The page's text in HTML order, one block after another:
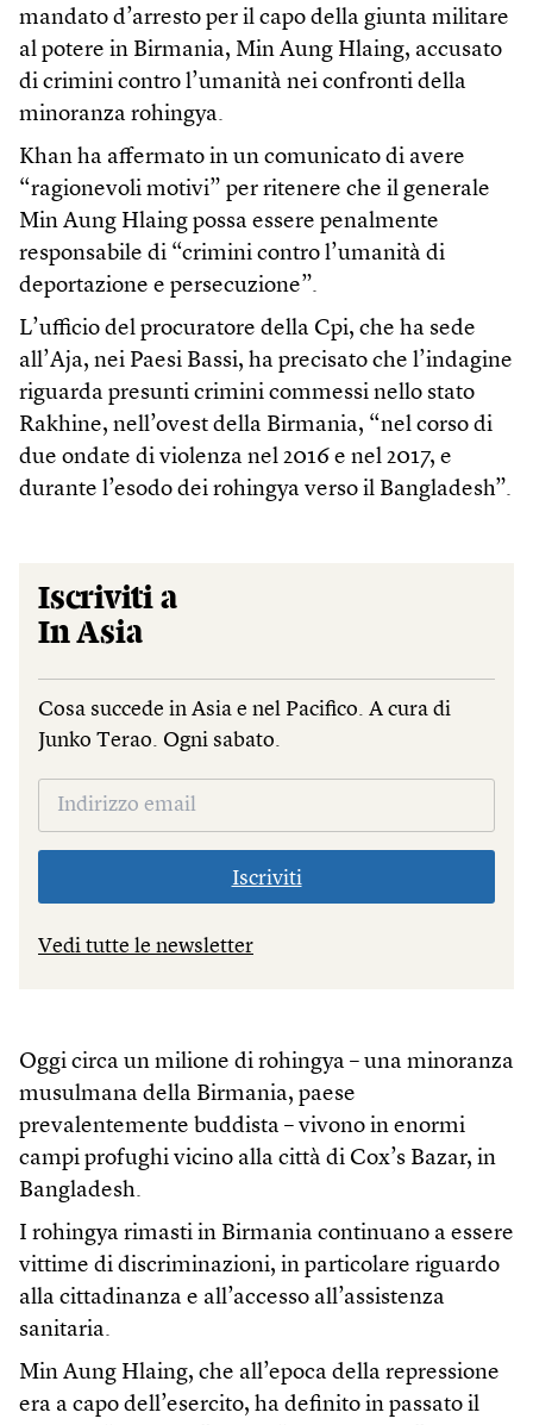
mandato d’arresto per il capo della giunta militare
al potere in Birmania, Min Aung Hlaing, accusato
di crimini contro l’umanità nei confronti della
minoranza rohingya.
Khan ha affermato in un comunicato di avere
“ragionevoli motivi” per ritenere che il generale
Min Aung Hlaing possa essere penalmente
responsabile di “crimini contro l’umanità di
deportazione e persecuzione”.
L’ufficio del procuratore della Cpi, che ha sede
all’Aja, nei Paesi Bassi, ha precisato che l’indagine
riguarda presunti crimini commessi nello stato
Rakhine, nell’ovest della Birmania, “nel corso di
due ondate di violenza nel 2016 e nel 2017, e
durante l’esodo dei rohingya verso il Bangladesh”.
Iscriviti a
In Asia
Cosa succede in Asia e nel Pacifico. A cura di
Junko Terao. Ogni sabato.
Iscriviti
Vedi tutte le newsletter
Oggi circa un milione di rohingya – una minoranza
musulmana della Birmania, paese
prevalentemente buddista – vivono in enormi
campi profughi vicino alla città di Cox’s Bazar, in
Bangladesh.
I rohingya rimasti in Birmania continuano a essere
vittime di discriminazioni, in particolare riguardo
alla cittadinanza e all’accesso all’assistenza
sanitaria.
Min Aung Hlaing, che all’epoca della repressione
era a capo dell’esercito, ha definito in passato il